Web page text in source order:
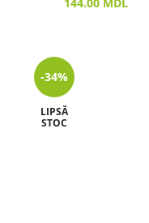
-34%
LIPSĂ
STOC